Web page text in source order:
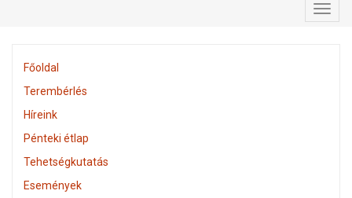
Főoldal
Terembérlés
Híreink
Pénteki étlap
Tehetségkutatás
Események